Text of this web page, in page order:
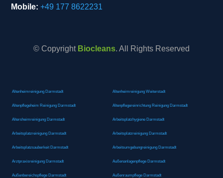
Mobile: +49 177 8622231
© Copyright Biocleans. All Rights Reserved
Altenheimreinigung Darmstadt Altenheimreinigung Weiterstadt
Altenpflegeheim Reinigung Darmstadt Altenpflegereinrichtung Reinigung Darmstadt
Altersheimreinigung Darmstadt Arbeitsplatzhygiene Darmstadt
Arbeitsplatzreinigung Darmstadt Arbeitsplatzreinigung Darmstadt
Arbeitsplatzsauberkeit Darmstadt Arbeitsumgebungreinigung Darmstadt
Arztpraxisreinigung Darmstadt Außenanlagenpflege Darmstadt
Außenbereichspflege Darmstadt Außenraumpflege Darmstadt